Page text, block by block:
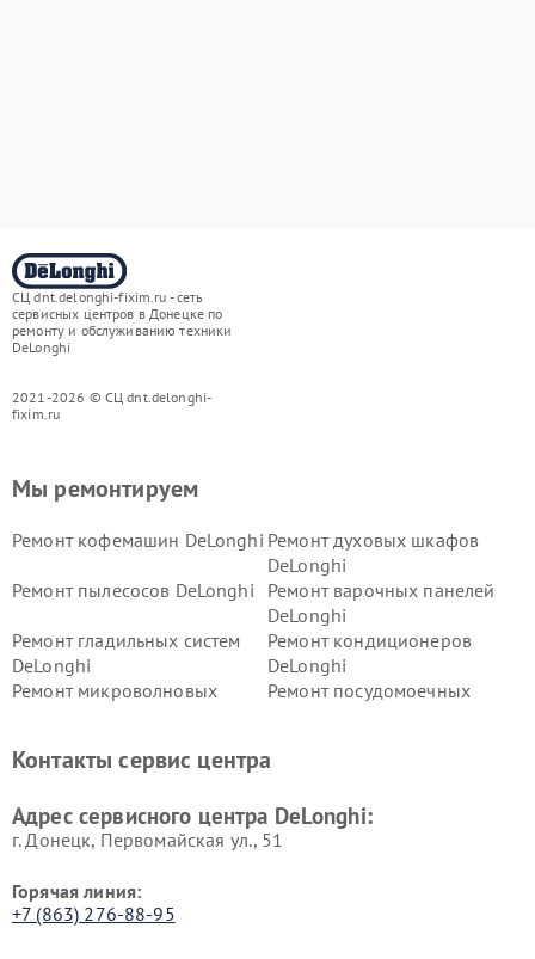
СЦ dnt.delonghi-fixim.ru - сеть
сервисных центров в Донецке по
ремонту и обслуживанию техники
DeLonghi
2021-2026 © СЦ dnt.delonghi-
fixim.ru
Мы ремонтируем
Ремонт кофемашин DeLonghi Ремонт духовых шкафов
DeLonghi
Ремонт пылесосов DeLonghi
Ремонт варочных панелей
DeLonghi
Ремонт гладильных систем
DeLonghi
Ремонт кондиционеров
DeLonghi
Ремонт микроволновых
Ремонт посудомоечных
DeLonghi
DeLonghi
Контакты сервис центра
Адрес сервисного центра DeLonghi:
г. Донецк, Первомайская ул., 51
Горячая линия:
+7 (863) 276-88-95